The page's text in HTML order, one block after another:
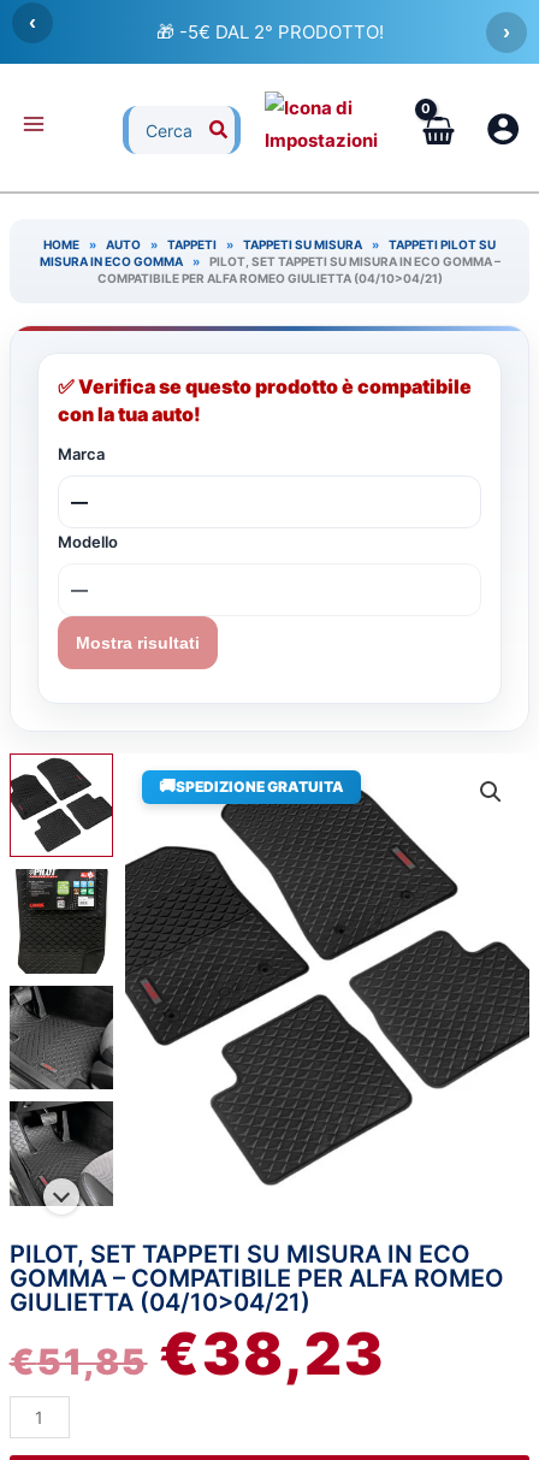
Vai
contenuto
‹ 🎁 -5€ DAL 2° PRODOTTO! ›
Ricerca
per:
HOME » AUTO » TAPPETI » TAPPETI SU MISURA »
TAPPETI PILOT SU
MISURA IN ECO GOMMA
»
PILOT, SET TAPPETI SU MISURA IN ECO GOMMA –
COMPATIBILE PER ALFA ROMEO GIULIETTA (04/10>04/21)
✅ Verifica se questo prodotto è compatibile
con la tua auto!
Marca
Modello
Mostra risultati
🚚SPEDIZIONE GRATUITA
PILOT, SET TAPPETI SU MISURA IN ECO
GOMMA – COMPATIBILE PER ALFA ROMEO
GIULIETTA (04/10>04/21)
€51,85
IL
PREZZO
ORIGINALE
€38,23
IL
Pilot,
set
tappeti
misura
in
eco